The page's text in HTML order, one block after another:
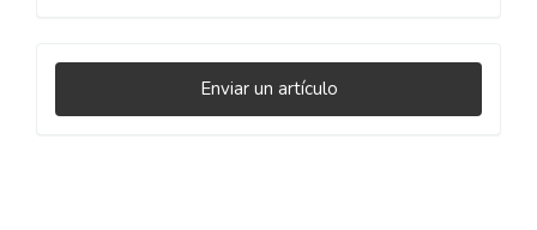
Enviar
un
Enviar un artículo